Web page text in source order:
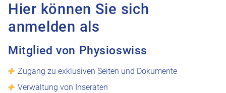
Hier können Sie sich
anmelden als
Mitglied von Physioswiss
Zugang zu exklusiven Seiten und Dokumente
Verwaltung von Inseraten